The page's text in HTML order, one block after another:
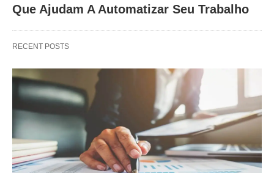
Que Ajudam A Automatizar Seu Trabalho
RECENT POSTS